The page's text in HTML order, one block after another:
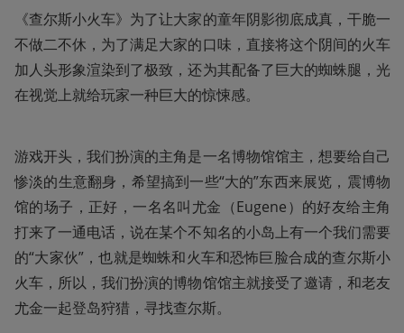
《查尔斯小火车》为了让大家的童年阴影彻底成真，干脆一
不做二不休，为了满足大家的口味，直接将这个阴间的火车
加人头形象渲染到了极致，还为其配备了巨大的蜘蛛腿，光
在视觉上就给玩家一种巨大的惊悚感。
游戏开头，我们扮演的主角是一名博物馆馆主，想要给自己
惨淡的生意翻身，希望搞到一些“大的”东西来展览，震博物
馆的场子，正好，一名名叫尤金（Eugene）的好友给主角
打来了一通电话，说在某个不知名的小岛上有一个我们需要
的“大家伙”，也就是蜘蛛和火车和恐怖巨脸合成的查尔斯小
火车，所以，我们扮演的博物馆馆主就接受了邀请，和老友
尤金一起登岛狩猎，寻找查尔斯。